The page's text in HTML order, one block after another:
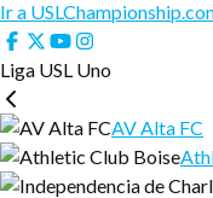
Ir a
Liga USL Uno
AV Alta FC